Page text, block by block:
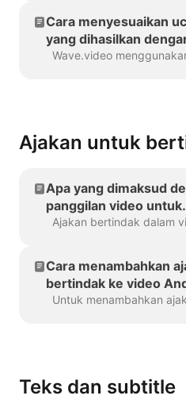
Cara menyesuaikan
yang dihasilkan
SSML
Ajakan untuk
Apa yang dimaksud
panggilan video untuk
bertindak?
Cara menambahkan
bertindak ke video
Teks dan subtitle